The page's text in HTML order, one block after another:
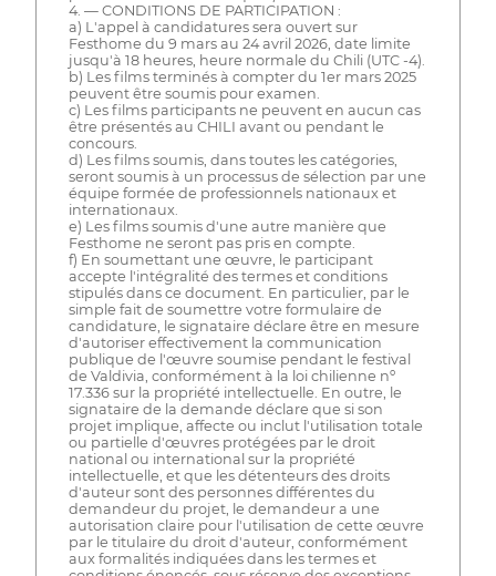
4. — CONDITIONS DE PARTICIPATION :
a) L'appel à candidatures sera ouvert sur
Festhome du 9 mars au 24 avril 2026, date limite
jusqu'à 18 heures, heure normale du Chili (UTC -4).
b) Les films terminés à compter du 1er mars 2025
peuvent être soumis pour examen.
c) Les films participants ne peuvent en aucun cas
être présentés au CHILI avant ou pendant le
concours.
d) Les films soumis, dans toutes les catégories,
seront soumis à un processus de sélection par une
équipe formée de professionnels nationaux et
internationaux.
e) Les films soumis d'une autre manière que
Festhome ne seront pas pris en compte.
f) En soumettant une œuvre, le participant
accepte l'intégralité des termes et conditions
stipulés dans ce document. En particulier, par le
simple fait de soumettre votre formulaire de
candidature, le signataire déclare être en mesure
d'autoriser effectivement la communication
publique de l'œuvre soumise pendant le festival
de Valdivia, conformément à la loi chilienne nº
17.336 sur la propriété intellectuelle. En outre, le
signataire de la demande déclare que si son
projet implique, affecte ou inclut l'utilisation totale
ou partielle d'œuvres protégées par le droit
national ou international sur la propriété
intellectuelle, et que les détenteurs des droits
d'auteur sont des personnes différentes du
demandeur du projet, le demandeur a une
autorisation claire pour l'utilisation de cette œuvre
par le titulaire du droit d'auteur, conformément
aux formalités indiquées dans les termes et